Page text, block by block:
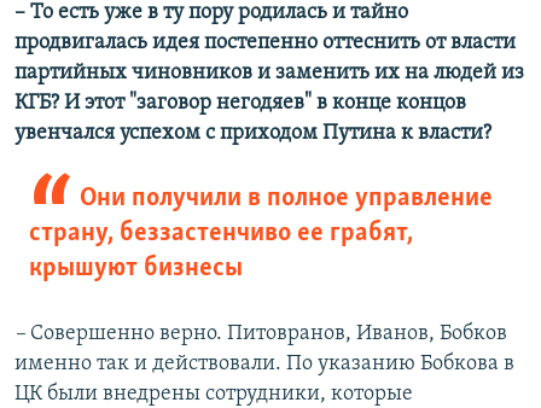
– То есть уже в ту пору родилась и тайно
продвигалась идея постепенно оттеснить от власти
партийных чиновников и заменить их на людей из
КГБ? И этот "заговор негодяев" в конце концов
увенчался успехом с приходом Путина к власти?
Они получили в полное управление
страну, беззастенчиво ее грабят,
крышуют бизнесы
– Совершенно верно. Питовранов, Иванов, Бобков
именно так и действовали. По указанию Бобкова в
ЦК были внедрены сотрудники, которые